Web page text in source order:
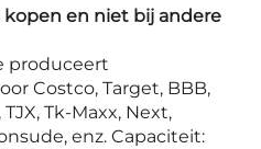
kopen en niet bij andere
produceert
Costco, Target, BBB,
TJX, Tk-Maxx, Next,
enz. Capaciteit: